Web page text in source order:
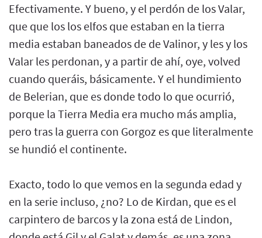
Efectivamente. Y bueno, y el perdón de los Valar,
que que los los elfos que estaban en la tierra
media estaban baneados de de Valinor, y les y los
Valar les perdonan, y a partir de ahí, oye, volved
cuando queráis, básicamente. Y el hundimiento
de Belerian, que es donde todo lo que ocurrió,
porque la Tierra Media era mucho más amplia,
pero tras la guerra con Gorgoz es que literalmente
se hundió el continente.
Exacto, todo lo que vemos en la segunda edad y
en la serie incluso, ¿no? Lo de Kirdan, que es el
carpintero de barcos y la zona está de Lindon,